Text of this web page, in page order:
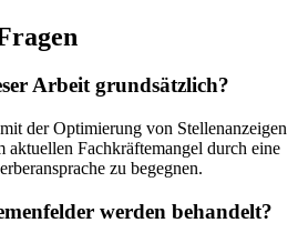
Arbeit grundsätzlich?
der Optimierung von Stellenanzeigen
aktuellen Fachkräftemangel durch eine
zu begegnen.
werden behandelt?